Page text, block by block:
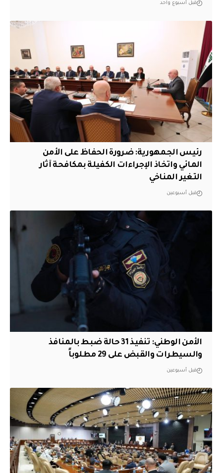
قبل أسبوع واحد
رئيس الجمهورية: ضرورة الحفاظ على الأمن
المائي واتخاذ الإجراءات الكفيلة بمكافحة آثار
التغير المناخي
قبل أسبوعين
الأمن الوطني: تنفيذ 31 حالة ضبط بالمنافذ
والسيطرات والقبض على 29 مطلوباً
قبل أسبوعين